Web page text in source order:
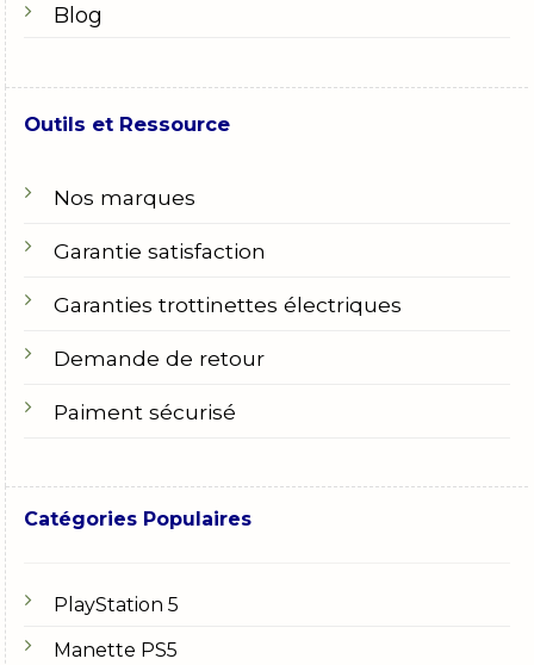
Blog
Outils et Ressource
Nos marques
Garantie satisfaction
Garanties trottinettes électriques
Demande de retour
Paiment sécurisé
Catégories Populaires
PlayStation 5
Manette PS5